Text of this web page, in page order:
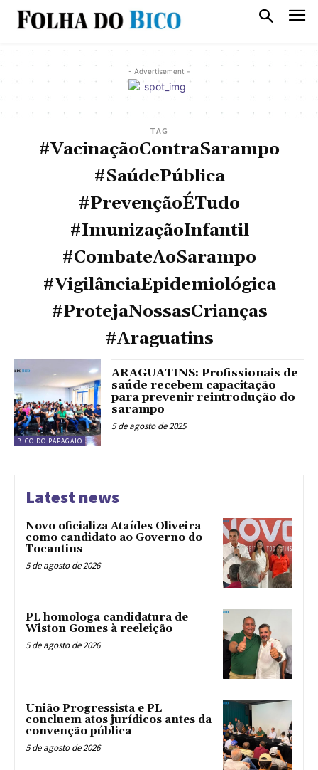
- Advertisement -
TAG
#VacinaçãoContraSarampo
#SaúdePública
#PrevençãoÉTudo
#ImunizaçãoInfantil
#CombateAoSarampo
#VigilânciaEpidemiológica
#ProtejaNossasCrianças
#Araguatins
BICO DO PAPAGAIO
ARAGUATINS: Profissionais de
saúde recebem capacitação
para prevenir reintrodução do
sarampo
5 de agosto de 2025
Latest news
Novo oficializa Ataídes Oliveira
como candidato ao Governo do
Tocantins
5 de agosto de 2026
PL homologa candidatura de
Wiston Gomes à reeleição
5 de agosto de 2026
União Progressista e PL
concluem atos jurídicos antes da
convenção pública
5 de agosto de 2026